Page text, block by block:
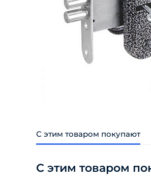
С этим товаром покупают
С этим товаром